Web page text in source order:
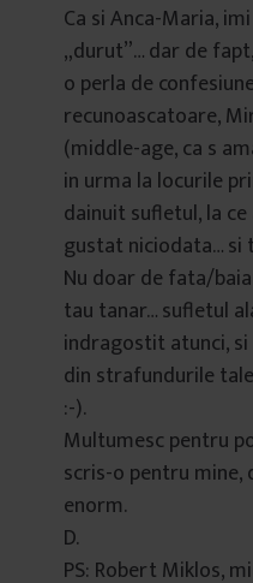
Ca si Anca-Maria,
„durut”… dar de
o perla de
recunoascatoare,
(middle-age, ca s
in urma la locurile
dainuit sufletul, la
gustat niciodata… si
Nu doar de fata/
tau tanar… sufletul
indragostit atunci,
din strafundurile
:-).
Multumesc pentru
scris-o pentru
enorm.
D.
PS: Robert Miklos,